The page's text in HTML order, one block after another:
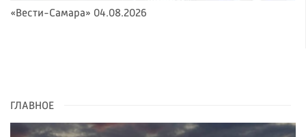
«Вести-Самара» 04.08.2026
ГЛАВНОЕ